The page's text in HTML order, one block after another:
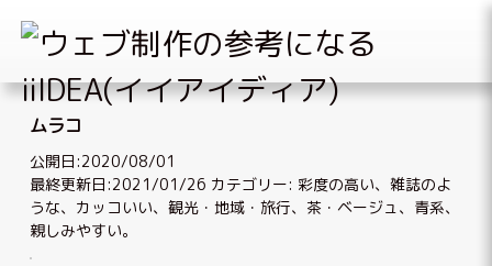
Skip
content
ムラコ
公開日:2020/08/01
最終更新日:2021/01/26 カテゴリー: 彩度の高い、雑誌のよ
うな、 カッコいい、観光・地域・旅行、 茶・ベージュ、 青系、
親しみやすい。